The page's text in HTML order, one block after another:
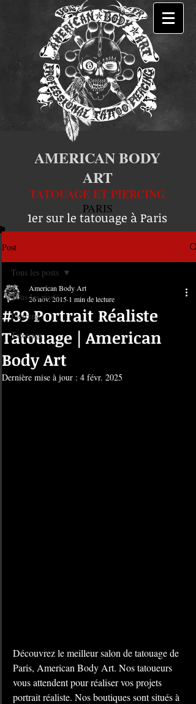
AMERICAN BODY
ART
TATOUAGE ET PIERCING
PARIS
1er sur le tatouage à Paris
Post
Tous les posts
Piercing
Tatouage
Tous les posts
#39 Portrait Réaliste
Tatouage | American
Body Art
American Body Art
26 nov. 2015 1 min de lecture
Dernière mise à jour : 4 févr. 2025
Découvrez le meilleur salon de tatouage de
Paris, American Body Art. Nos tatoueurs
vous attendent pour réaliser vos projets
portrait réaliste. Nos boutiques sont situés à